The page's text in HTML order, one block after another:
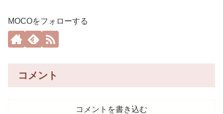
MOCOをフォローする
コメント
コメントを書き込む